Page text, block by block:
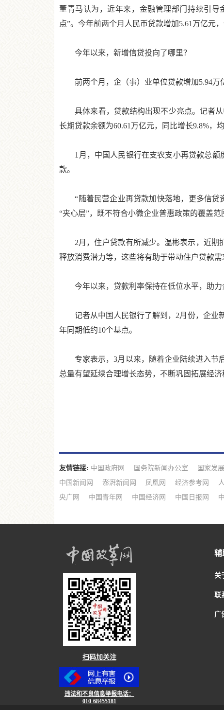
董青马认为，近年来，金融管理部门持续引
点”。今年前两个月人民币贷款增加5.61万亿元
今年以来，新增信贷投向了哪里？
前两个月，企（事）业单位贷款增加5.94万
具体来看，贷款结构出现不少亮点。记者从
长期贷款余额为60.61万亿元，同比增长9.8%，
1月，中国人民银行在支农支小再贷款总额
款。
“随着民营企业再贷款加快落地，更多信贷
“夹心层”，既不符合小微企业普惠政策的覆盖
2月，住户贷款有所减少。温彬表示，近期扩
释放消费潜力等，这些将有助于带动住户贷款需
今年以来，贷款利率保持在低位水平，助力
记者从中国人民银行了解到，2月份，企业新
年同期低约10个基点。
专家表示，3月以来，随着企业陆续进入节后
总量有望延续合理增长态势，不断巩固拓展经济
友情链接: 中国政府网 国务院新闻办公室 国家发
中国新闻网
澎湃新闻网 凤凰网 经济参考网
央广网
中国青年网 中国经济网 中国日报网
扫码加关注
违法和不良信息举报电话：
010-68455181
辅
关
联
广